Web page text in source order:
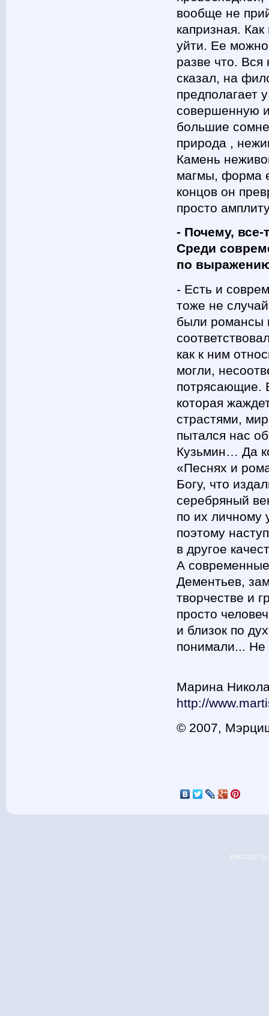
вообще не
капризная.
уйти. Ее
разве что.
сказал, на
предполагает
совершенную
большие
природа ,
Камень
магмы, форма
концов он
просто
- Почему, все-
Среди
по
- Есть и
тоже не
были романсы
как к ним
могли,
потрясающие.
которая
страстями,
пытался нас
Кузьмин… Да
«Песнях и
Богу, что
серебряный
по их личному
поэтому
в другое
А
Дементьев,
творчестве и
просто
и близок по
понимали... Не
Марина
http://
© 2007,
1997-2017